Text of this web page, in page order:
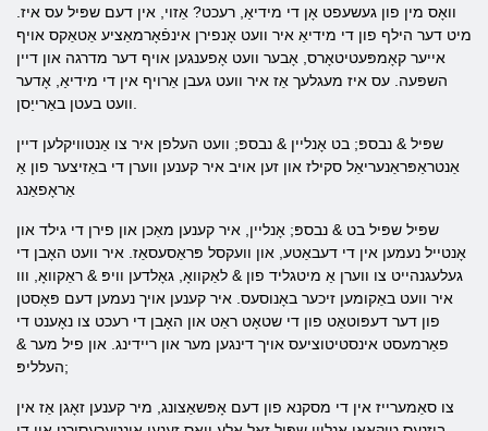
וואָס מין פון געשעפט אָן די מידיאַ, רעכט? אַזוי, אין דעם שפּיל עס איז.
מיט דער הילף פון די מידיאַ איר וועט אָנפירן אינפֿאָרמאַציע אַטאַקס אויף
אייער קאָמפּעטיטאָרס, אָבער וועט אָפענגען אויף דער מדרגה און דיין
השפּעה. עס איז מעגלעך אַז איר וועט געבן אַרויף אין די מידיאַ, אָדער
שפּיל & נבספּ; בט אָנליין & נבספּ; וועט העלפן איר צו אַנטוויקלען דיין
אַנטראַפּראַנעריאַל סקילז און זען אויב איר קענען ווערן די באַזיצער פון אַ
אַראָפאַנג
שפּיל שפּיל בט & נבספּ; אָנליין, איר קענען מאַכן און פירן די גילד און
אָנטייל נעמען אין די דעבאַטע, און וועקסל פּראַסעסאַז. איר וועט האָבן די
געלעגנהייט צו ווערן אַ מיטגליד פון & לאַקוואָ, גאָלדען וויפּ & ראַקוואָ, ווו
איר וועט באַקומען זיכער באָנוסעס. איר קענען אויך נעמען דעם פּאָסטן
פון דער דעפּוטאַט פון די שטאָט ראַט און האָבן די רעכט צו נאָענט די
פאַרמעסט אינסטיטוציעס אויך דינגען מער און ריידינג. און פיל מער &
העלליפּ;
צו סאַמערייז אין די מסקנא פון דעם אָפּשאַצונג, מיר קענען זאָגן אַז אין